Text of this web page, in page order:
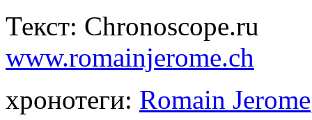
Текст: Chronoscope.ru
www.romainjerome.ch
хронотеги: Romain Jerome